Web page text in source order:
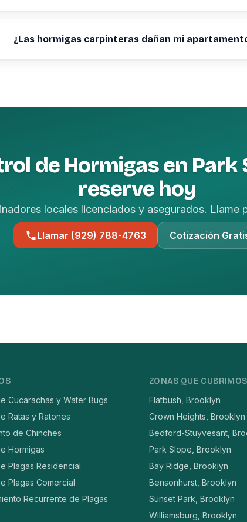
¿Las hormigas carpinteras dañan mi
de Hormigas en Park
reserve hoy
locales licenciados y asegurados. Llame
Llamar (929) 788-4763 Cotización
Cucarachas y Water Bugs
Ratas y Ratones
de Chinches
Hormigas
Plagas Residencial
Plagas Comercial
Recurrente de Plagas
ZONAS QUE CUBRIMOS
Flatbush, Brooklyn
Crown Heights, Brooklyn
Bedford-Stuyvesant,
Park Slope, Brooklyn
Bay Ridge, Brooklyn
Bensonhurst, Brooklyn
Sunset Park, Brooklyn
Williamsburg, Brooklyn